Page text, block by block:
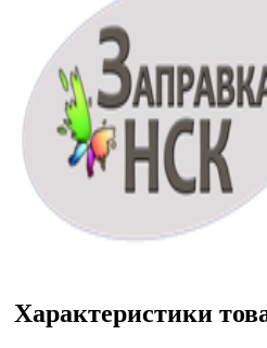
Характеристики